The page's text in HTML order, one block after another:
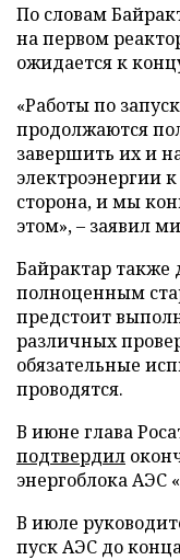
По словам
на первом
ожидается к
«Работы по
продолжаются
завершить их и
электроэнергии
сторона, и мы
этом», – заявил
Байрактар также
полноценным
предстоит
различных
обязательные
проводятся.
В июне глава
подтвердил
энергоблока АЭС
В июле
пуск АЭС до